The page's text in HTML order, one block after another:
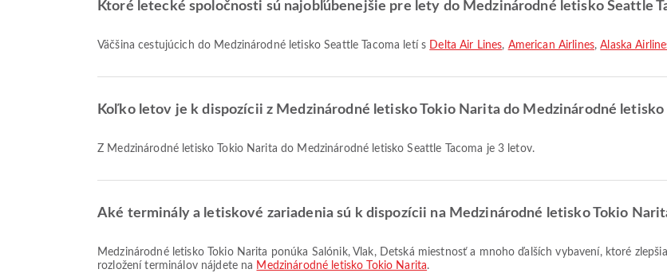
Ktoré letecké spoločnosti sú najobľúbenejšie pre lety do Medzinárodné letisko Seattle
Väčšina cestujúcich do Medzinárodné letisko Seattle Tacoma letí s Delta Air Lines, American Airlines,Alaska
Koľko letov je k dispozícii z Medzinárodné letisko Tokio Narita do Medzinárodné letisko
Z Medzinárodné letisko Tokio Narita do Medzinárodné letisko Seattle Tacoma je 3 letov.
Aké terminály a letiskové zariadenia sú k dispozícii na Medzinárodné letisko Tokio
Medzinárodné letisko Tokio Narita ponúka Salónik, Vlak, Detská miestnosť a mnoho ďalších vybavení, ktoré zlepšia váš cestovný zážitok. Podrobné informácie o zariadeniach a
rozložení terminálov nájdete na Medzinárodné letisko Tokio Narita.